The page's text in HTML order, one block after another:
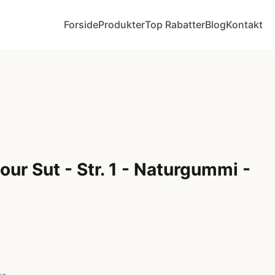
ForsideProdukterTop RabatterBlogKontakt
Sut - Str. 1 - Naturgummi -